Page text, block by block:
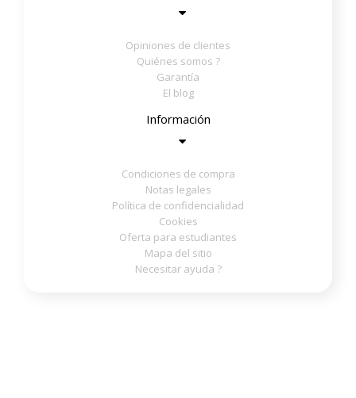
Opiniones de clientes
Quiénes somos ?
Garantía
El blog
Información
Condiciones de compra
Notas legales
Política de confidencialidad
Cookies
Oferta para estudiantes
Mapa del sitio
Necesitar ayuda ?